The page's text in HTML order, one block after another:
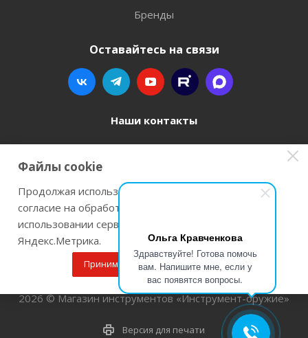
Ольга Кравченкова
Здравствуйте! Готова помочь
вам. Напишите мне, если у
вас появятся вопросы.
Бренды
Оставайтесь на связи
Наши контакты
8 800 77-00-962
г. Пермь, ул. Павла Преображенского, д.6А,
2026 © Магазин инструментов «Инструмент-оружие»
Версия для печати
Файлы cookie
Продолжая использовать наш сайт Вы даете
согласие на обработку файлов cookie и
использовании сервисов веб-аналитики
Яндекс.Метрика.
Принимаю Подробнее